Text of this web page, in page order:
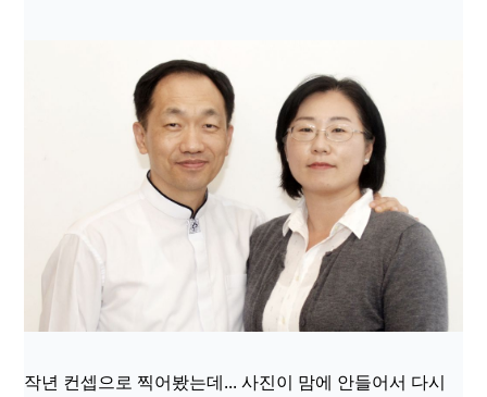
작년 컨셉으로 찍어봤는데... 사진이 맘에 안들어서 다시